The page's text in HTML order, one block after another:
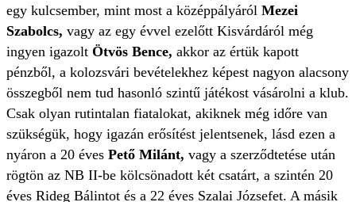
egy kulcsember, mint most a középpályáról Mezei
Szabolcs, vagy az egy évvel ezelőtt Kisvárdáról még
ingyen igazolt Ötvös Bence, akkor az értük kapott
pénzből, a kolozsvári bevételekhez képest nagyon alacsony
összegből nem tud hasonló szintű játékost vásárolni a klub.
Csak olyan rutintalan fiatalokat, akiknek még időre van
szükségük, hogy igazán erősítést jelentsenek, lásd ezen a
nyáron a 20 éves Pető Milánt, vagy a szerződtetése után
rögtön az NB II-be kölcsönadott két csatárt, a szintén 20
éves Rideg Bálintot és a 22 éves Szalai Józsefet. A másik